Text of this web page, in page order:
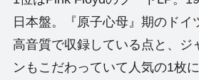
日本盤。『原子心母』期のドイ
高音質で収録している点と、ジ
ンもこだわっていて人気の1枚